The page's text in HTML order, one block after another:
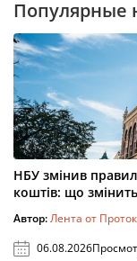
Популярные
НБУ змінив
коштів: що
Автор:Лента от
06.08.2026